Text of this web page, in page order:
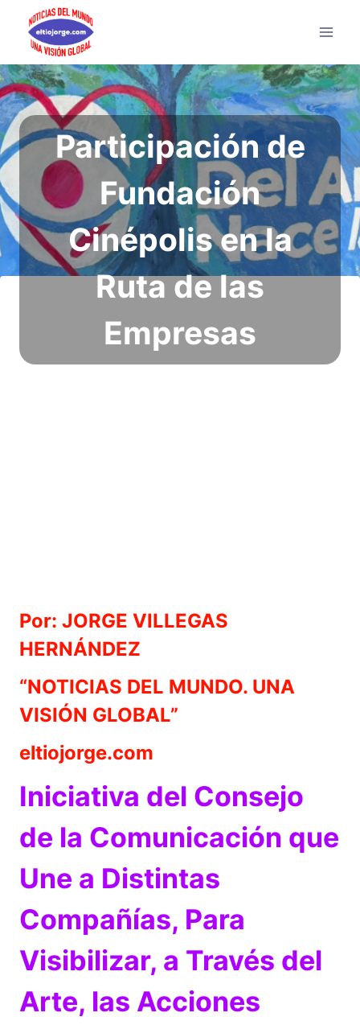
Saltar
contenido
Participación de
Fundación
Cinépolis en la
Ruta de las
Empresas
Por: JORGE VILLEGAS
HERNÁNDEZ
“NOTICIAS DEL MUNDO. UNA
VISIÓN GLOBAL”
eltiojorge.com
Iniciativa del Consejo
de la Comunicación que
Une a Distintas
Compañías, Para
Visibilizar, a Través del
Arte, las Acciones